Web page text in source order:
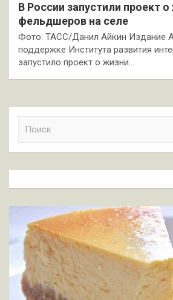
В России запустили проект
фельдшеров на селе
Фото: ТАСС/Данил Айкин Издание
поддержке Института развития
запустило проект о жизни…
к